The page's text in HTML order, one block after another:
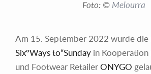
Foto: © Melourra
Am 15. September 2022 wurde die
Six°Ways to“Sunday in Kooperation
und Footwear RetailerONYGO